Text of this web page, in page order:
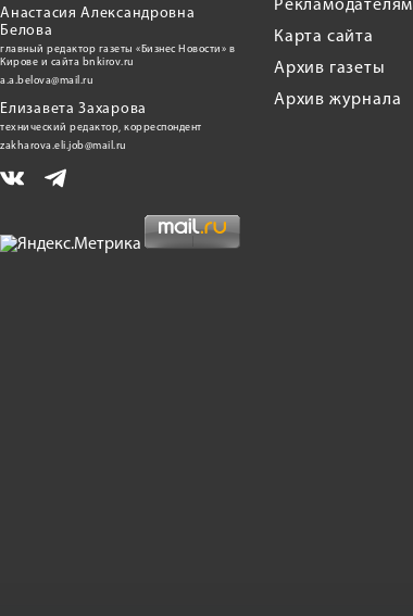
Анастасия Александровна
Белова
главный редактор газеты «Бизнес Новости» в
Кирове и сайта bnkirov.ru
a.a.belova@mail.ru
Елизавета Захарова
технический редактор, корреспондент
zakharova.eli.job@mail.ru
Рекламодателям
Карта сайта
Архив газеты
Архив журнала